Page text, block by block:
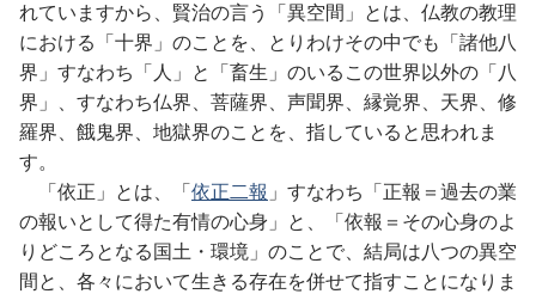
れていますから、賢治の言う「異空間」とは、仏教の教理
における「十界」のことを、とりわけその中でも「諸他八
界」すなわち「人」と「畜生」のいるこの世界以外の「八
界」、すなわち仏界、菩薩界、声聞界、縁覚界、天界、修
羅界、餓鬼界、地獄界のことを、指していると思われま
す。
「依正」とは、「 依正二報 」すなわち「正報＝過去の業
の報いとして得た有情の心身」と、「依報＝その心身のよ
りどころとなる国土・環境」のことで、結局は八つの異空
間と、各々において生きる存在を併せて指すことになりま